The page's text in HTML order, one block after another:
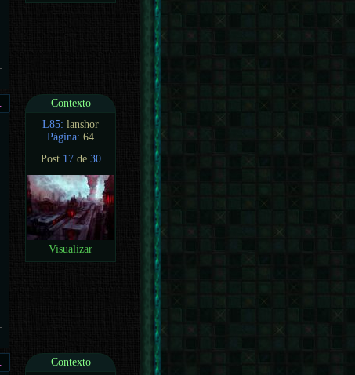
Contexto
L85: lanshor
Página: 64
Post 17de 30
Visualizar
Contexto